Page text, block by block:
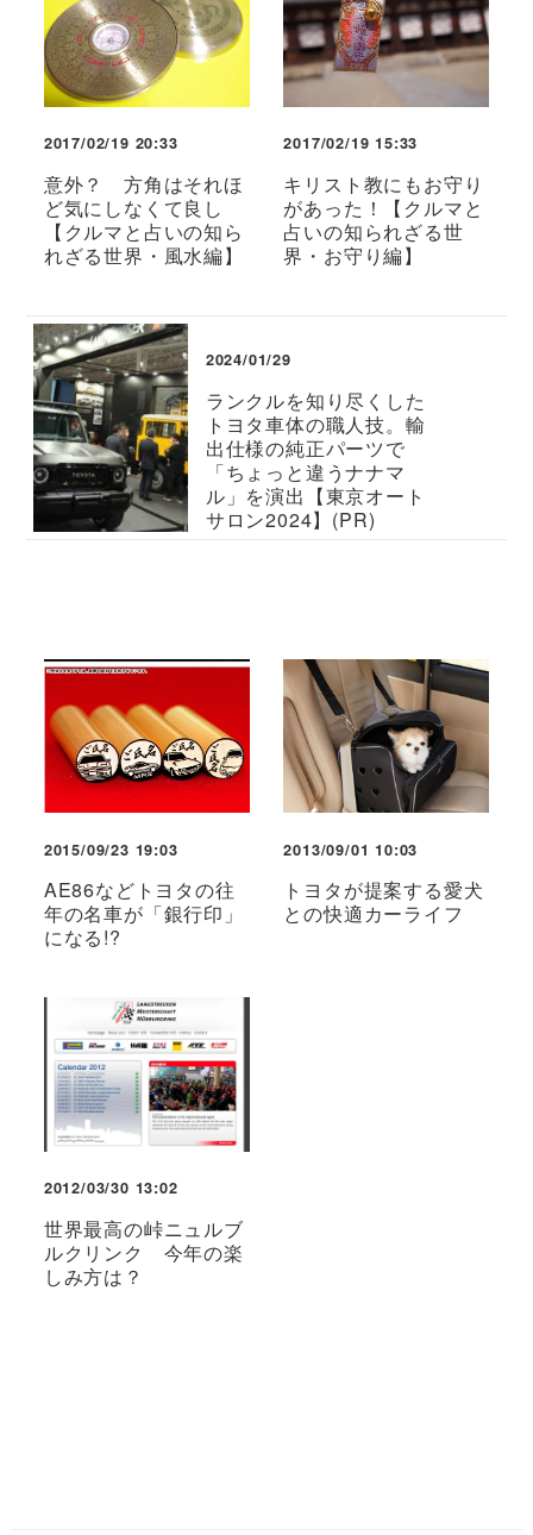
2017/02/19 20:33
意外？ 方角はそれほ
ど気にしなくて良し
【クルマと占いの知ら
れざる世界・風水編】
2017/02/19 15:33
キリスト教にもお守り
があった！【クルマと
占いの知られざる世
界・お守り編】
2024/01/29
ランクルを知り尽くした
トヨタ車体の職人技。輸
出仕様の純正パーツで
「ちょっと違うナナマ
ル」を演出【東京オート
サロン2024】(PR)
2015/09/23 19:03
AE86などトヨタの往
年の名車が「銀行印」
になる!?
2013/09/01 10:03
トヨタが提案する愛犬
との快適カーライフ
2012/03/30 13:02
世界最高の峠ニュルブ
ルクリンク 今年の楽
しみ方は？